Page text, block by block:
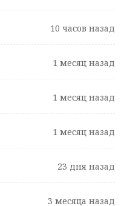
10 часов назад
1 месяц назад
1 месяц назад
1 месяц назад
23 дня назад
3 месяца назад